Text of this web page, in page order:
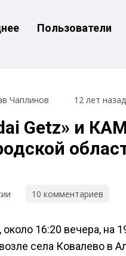
Пользователи
Чаплинов 12 лет назад
Getz» и
10 комментариев
около 16:20 вечера, на
села Ковалево в